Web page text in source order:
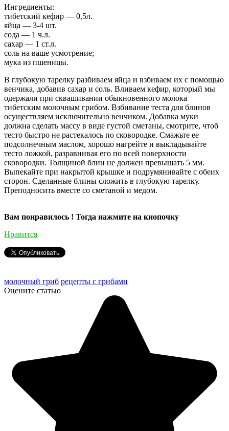
Ингредиенты:
тибетский кефир — 0,5л.
яйца — 3-4 шт.
сода — 1 ч.л.
сахар — 1 ст.л.
соль на ваше усмотрение;
мука из пшеницы.
В глубокую тарелку разбиваем яйца и взбиваем их с помощью
венчика, добавив сахар и соль. Вливаем кефир, который мы
одержали при сквашивании обыкновенного молока
тибетским молочным грибом. Взбивание теста для блинов
осуществляем исключительно венчиком. Добавка муки
должна сделать массу в виде густой сметаны, смотрите, чтоб
тесто быстро не растекалось по сковородке. Смажьте ее
подсолнечным маслом, хорошо нагрейте и выкладывайте
тесто ложкой, разравнивая его по всей поверхности
сковородки. Толщиной блин не должен превышать 5 мм.
Выпекайте при накрытой крышке и подрумянивайте с обеих
сторон. Сделанные блины сложить в глубокую тарелку.
Преподносить вместе со сметаной и медом.
Вам понравилось ! Тогда нажмите на кнопочку
Нравится
молочный гриб рецепты с грибами
Оцените статью